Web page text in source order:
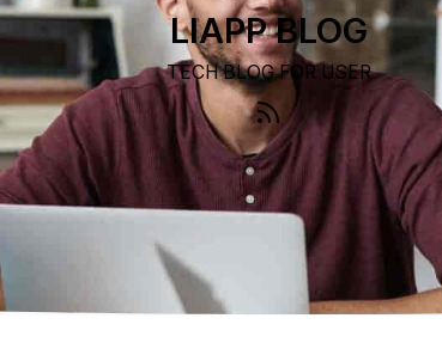
LIAPP BLOG
TECH BLOG FOR USER